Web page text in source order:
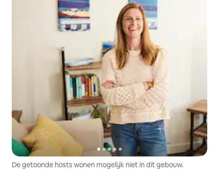
De getoonde hosts wonen mogelijk niet in dit gebouw.